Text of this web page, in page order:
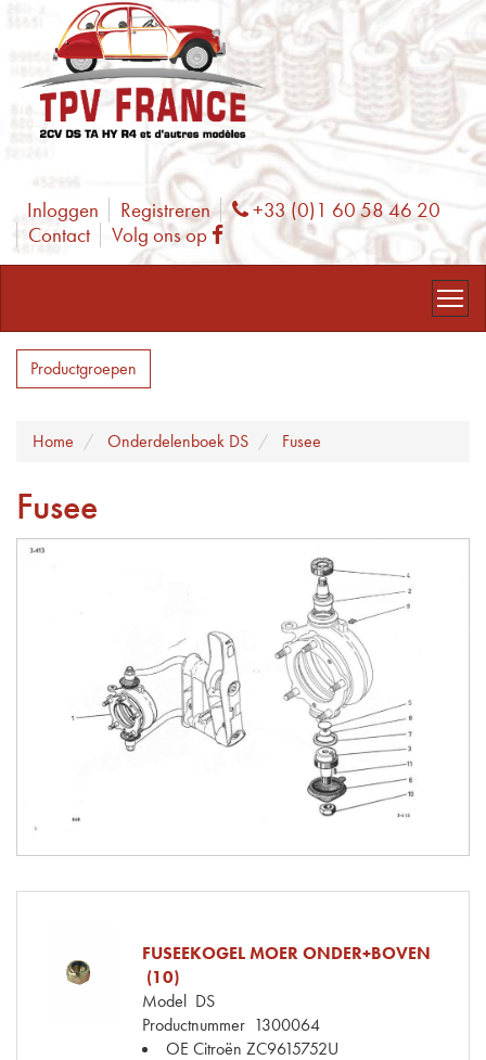
Inloggen Registreren Phone
+33 (0)1 60 58 46 20
Contact
Volg ons op Facebook
Productgroepen
Home Onderdelenboek DS Fusee
Fusee
FUSEEKOGEL MOER ONDER+BOVEN
(10)
Model DS
Productnummer 1300064
OE Citroën ZC9615752U